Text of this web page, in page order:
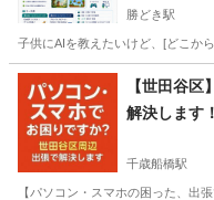
勝どき駅
子供にAIを教えたいけど、[どこか
東京 中央区 勝どき駅
【世田谷
解決します
千歳船橋駅
【パソコン・スマホの困った、